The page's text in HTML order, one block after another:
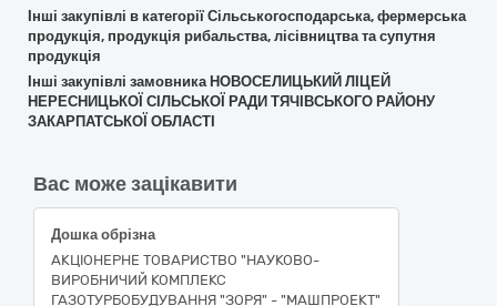
Інші закупівлі в категорії Сільськогосподарська, фермерська
продукція, продукція рибальства, лісівництва та супутня
продукція
Інші закупівлі замовника НОВОСЕЛИЦЬКИЙ ЛІЦЕЙ
НЕРЕСНИЦЬКОЇ СІЛЬСЬКОЇ РАДИ ТЯЧІВСЬКОГО РАЙОНУ
ЗАКАРПАТСЬКОЇ ОБЛАСТІ
Вас може зацікавити
Дошка обрізна
АКЦІОНЕРНЕ ТОВАРИСТВО "НАУКОВО-
ВИРОБНИЧИЙ КОМПЛЕКС
ГАЗОТУРБОБУДУВАННЯ "ЗОРЯ" - "МАШПРОЕКТ"